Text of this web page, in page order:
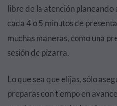
libre de la atención
cada 4 o 5 minutos de
muchas maneras, como una
sesión de pizarra.
Lo que sea que elijas, sólo
preparas con tiempo en